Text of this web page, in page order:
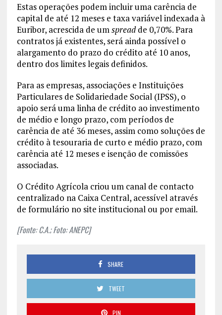
Estas operações podem incluir uma carência de
capital de até 12 meses e taxa variável indexada à
Euribor, acrescida de umspreadde 0,70%. Para
contratos já existentes, será ainda possível o
alargamento do prazo do crédito até 10 anos,
dentro dos limites legais definidos.
Para as empresas, associações e Instituições
Particulares de Solidariedade Social (IPSS), o
apoio será uma linha de crédito ao investimento
de médio e longo prazo, com períodos de
carência de até 36 meses, assim como soluções de
crédito à tesouraria de curto e médio prazo, com
carência até 12 meses e isenção de comissões
associadas.
O Crédito Agrícola criou um canal de contacto
centralizado na Caixa Central, acessível através
de formulário no site institucional ou por email.
[Fonte: C.A.; Foto: ANEPC]
SHARE
TWEET
PIN